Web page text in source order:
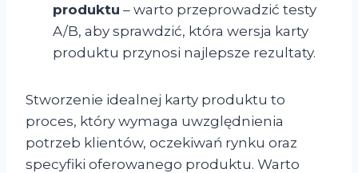
produktu – warto przeprowadzić testy
A/B, aby sprawdzić, która wersja karty
produktu przynosi najlepsze rezultaty.
Stworzenie idealnej karty produktu to
proces, który wymaga uwzględnienia
potrzeb klientów, oczekiwań rynku oraz
specyfiki oferowanego produktu. Warto